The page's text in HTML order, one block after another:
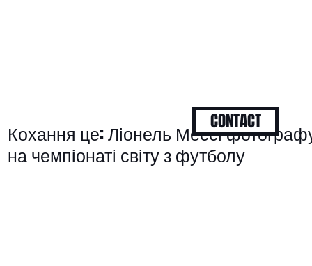
Кохання це: Ліонель Мессі
на чемпіонаті світу з футболу
CONTACT